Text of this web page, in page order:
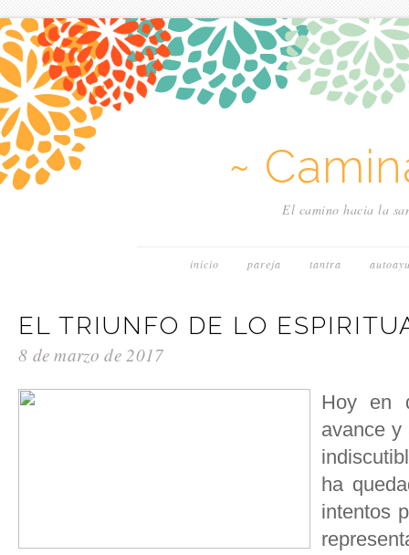
~
El camino hacia la
inicio pareja tantra
EL TRIUNFO DE LO
8 de marzo de 2017
Hoy en
avance y
ha
intentos